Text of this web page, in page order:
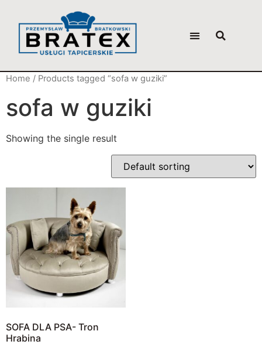
Home / Products tagged “sofa w guziki”
sofa w guziki
Showing the single result
SOFA DLA PSA- Tron
Hrabina